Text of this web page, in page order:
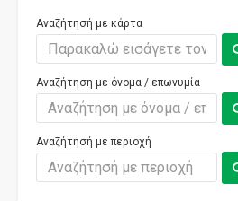
Αναζήτησή με κάρτα
Αναζήτηση με όνομα / επωνυμία
Αναζήτησή με περιοχή